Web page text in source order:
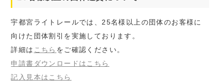
宇都宮ライトレールでは、25名様以上の団体のお客様に
向けた団体割引を実施しております。
詳細は こちら をご確認ください。
申請書ダウンロードはこちら
記入見本はこちら